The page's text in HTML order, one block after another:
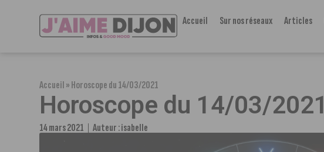
Accueil Sur nos réseaux Articles
Accueil»Horoscope du 14/03/2021
Horoscope du 14/03/2021
14 mars 2021 Auteur :isabelle